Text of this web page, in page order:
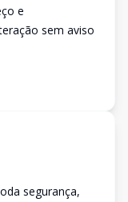
e
sem aviso
segurança,